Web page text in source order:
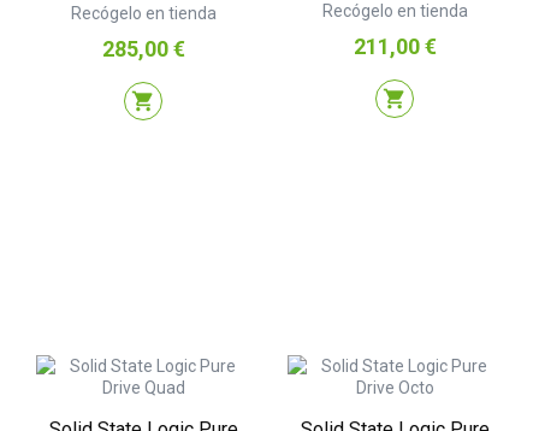
Recógelo en tienda
Precio
285,00 €
shopping_cart
Recógelo en tienda
Precio
211,00 €
shopping_cart